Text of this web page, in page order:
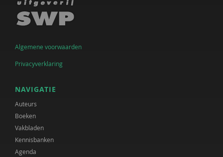
Algemene voorwaarden
Privacyverklaring
NAVIGATIE
Auteurs
Boeken
Vakbladen
Kennisbanken
Agenda